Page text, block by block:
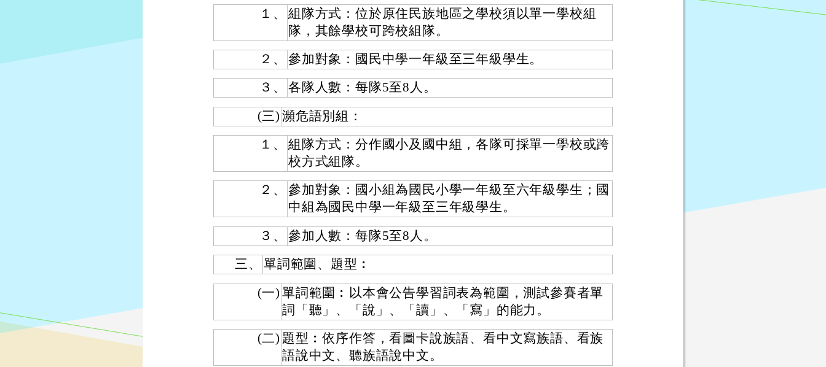
１、
組隊方式：位於原住民族地區之學校須以單一學校組
隊，其餘學校可跨校組隊。
２、
參加對象：國民中學一年級至三年級學生。
３、
各隊人數：每隊5至8人。
(三) 瀕危語別組：
１、
組隊方式：分作國小及國中組，各隊可採單一學校或跨
校方式組隊。
２、
參加對象：國小組為國民小學一年級至六年級學生；國
中組為國民中學一年級至三年級學生。
３、
參加人數：每隊5至8人。
三、
單詞範圍、題型︰
(一) 單詞範圍︰以本會公告學習詞表為範圍，測試參賽者單
詞「聽」、「說」、「讀」、「寫」的能力。
(二) 題型︰依序作答，看圖卡說族語、看中文寫族語、看族
語說中文、聽族語說中文。